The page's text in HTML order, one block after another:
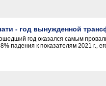
- год вынужденной
год оказался самым
падения к показателям 2021 г.,